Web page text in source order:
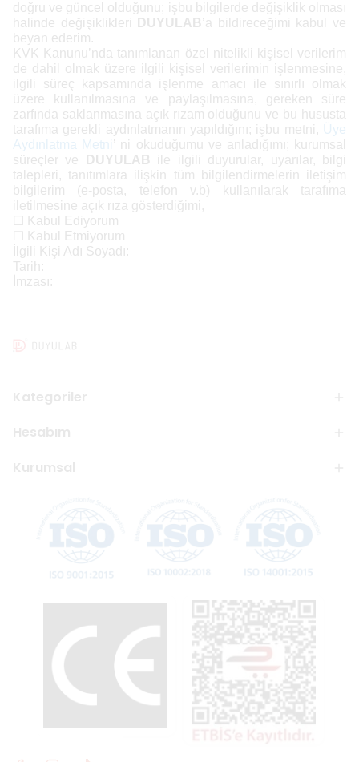
doğru ve güncel olduğunu; işbu bilgilerde değişiklik olması
halinde değişiklikleri
DUYULAB ’a bildireceğimi kabul ve
beyan ederim.
KVK Kanunu’nda tanımlanan özel nitelikli kişisel verilerim
de dahil olmak üzere ilgili kişisel verilerimin işlenmesine,
ilgili süreç kapsamında işlenme amacı ile sınırlı olmak
üzere kullanılmasına ve paylaşılmasına, gereken süre
zarfında saklanmasına açık rızam olduğunu ve bu hususta
tarafıma gerekli aydınlatmanın yapıldığını; işbu metni, Üye
Aydınlatma Metni’ ni okuduğumu ve anladığımı; kurumsal
süreçler ve
DUYULAB
ile ilgili duyurular, uyarılar, bilgi
talepleri, tanıtımlara ilişkin tüm bilgilendirmelerin iletişim
bilgilerim (e-posta, telefon v.b) kullanılarak tarafıma
iletilmesine açık rıza gösterdiğimi,
Kabul Ediyorum
Kabul Etmiyorum
İlgili Kişi Adı Soyadı:
Tarih:
İmzası: